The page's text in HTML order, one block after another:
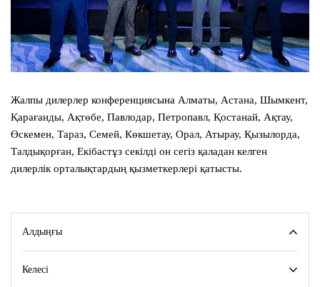
Жалпы дилерлер конференциясына Алматы, Астана, Шымкент,
Қарағанды, Ақтөбе, Павлодар, Петропавл, Қостанай, Ақтау,
Өскемен, Тараз, Семей, Көкшетау, Орал, Атырау, Қызылорда,
Талдықорған, Екібастұз секілді он сегіз қаладан келген
дилерлік орталықтардың қызметкерлері қатысты.
Алдыңғы
Келесі